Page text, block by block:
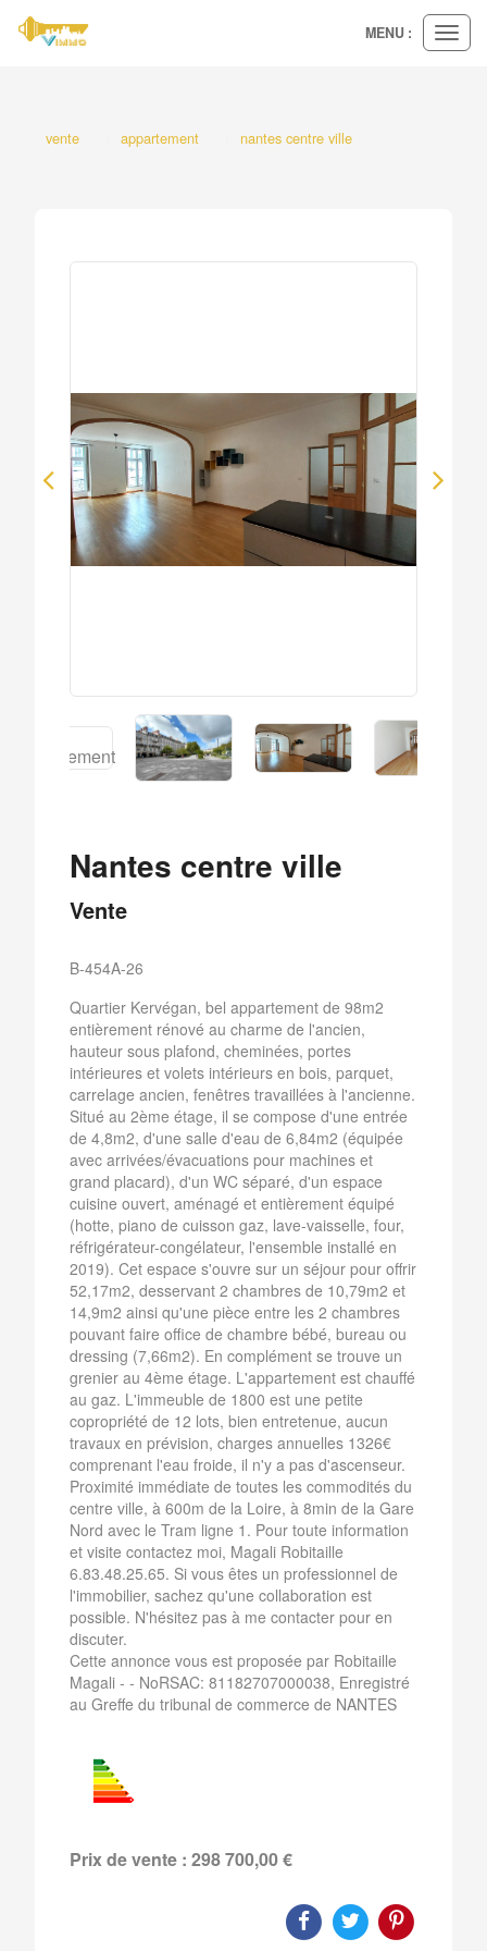
Ouvrir
le
MENU :
vente appartement nantes centre ville
Nantes centre ville
Vente
B-454A-26
Quartier Kervégan, bel appartement de 98m2
entièrement rénové au charme de l'ancien,
hauteur sous plafond, cheminées, portes
intérieures et volets intérieurs en bois, parquet,
carrelage ancien, fenêtres travaillées à l'ancienne.
Situé au 2ème étage, il se compose d'une entrée
de 4,8m2, d'une salle d'eau de 6,84m2 (équipée
avec arrivées/évacuations pour machines et
grand placard), d'un WC séparé, d'un espace
cuisine ouvert, aménagé et entièrement équipé
(hotte, piano de cuisson gaz, lave-vaisselle, four,
réfrigérateur-congélateur, l'ensemble installé en
2019). Cet espace s'ouvre sur un séjour pour offrir
52,17m2, desservant 2 chambres de 10,79m2 et
14,9m2 ainsi qu'une pièce entre les 2 chambres
pouvant faire office de chambre bébé, bureau ou
dressing (7,66m2). En complément se trouve un
grenier au 4ème étage. L'appartement est chauffé
au gaz. L'immeuble de 1800 est une petite
copropriété de 12 lots, bien entretenue, aucun
travaux en prévision, charges annuelles 1326€
comprenant l'eau froide, il n'y a pas d'ascenseur.
Proximité immédiate de toutes les commodités du
centre ville, à 600m de la Loire, à 8min de la Gare
Nord avec le Tram ligne 1. Pour toute information
et visite contactez moi, Magali Robitaille
6.83.48.25.65. Si vous êtes un professionnel de
l'immobilier, sachez qu'une collaboration est
possible. N'hésitez pas à me contacter pour en
discuter.
Cette annonce vous est proposée par Robitaille
Magali - - NoRSAC: 81182707000038, Enregistré
au Greffe du tribunal de commerce de NANTES
Prix de vente : 298 700,00 €